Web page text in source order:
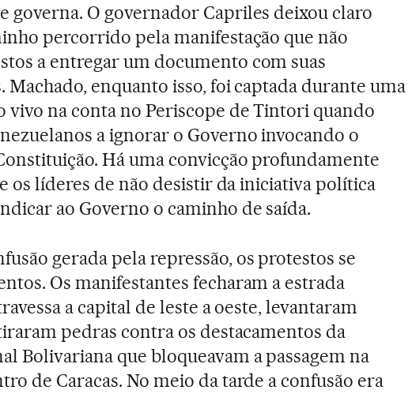
governa. O governador Capriles deixou claro
percorrido pela manifestação que não
a entregar um documento com suas
Machado, enquanto isso, foi captada durante uma
vivo na conta no Periscope de Tintori quando
a ignorar o Governo invocando o
Há uma convicção profundamente
os líderes de não desistir da iniciativa política
ao Governo o caminho de saída.
gerada pela repressão, os protestos se
Os manifestantes fecharam a estrada
a capital de leste a oeste, levantaram
pedras contra os destacamentos da
Bolivariana que bloqueavam a passagem na
de Caracas. No meio da tarde a confusão era